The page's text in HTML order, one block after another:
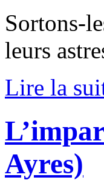
Sortons-
leurs
Lire la
Ayres)